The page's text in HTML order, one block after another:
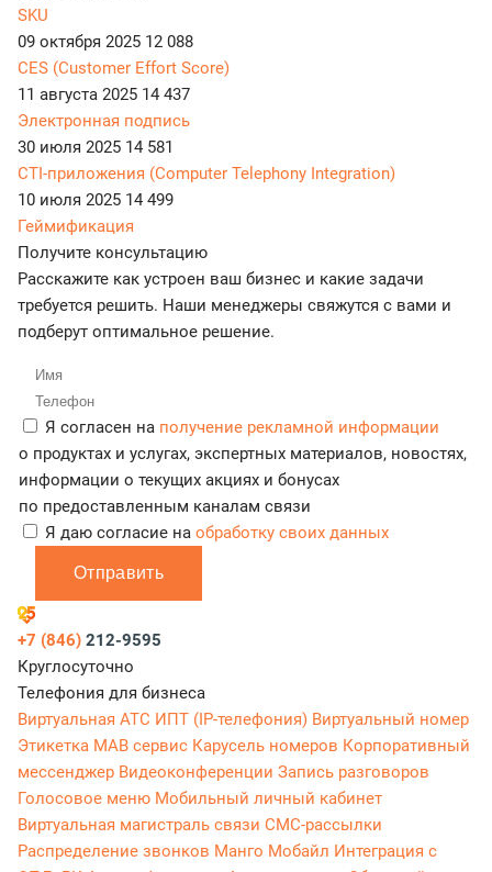
SKU
09 октября 2025 12 088
CES (Customer Effort Score)
11 августа 2025 14 437
Электронная подпись
30 июля 2025 14 581
CTI-приложения (Computer Telephony Integration)
10 июля 2025 14 499
Геймификация
Получите консультацию
Расскажите как устроен ваш бизнес и какие задачи
требуется решить. Наши менеджеры свяжутся с вами и
подберут оптимальное решение.
Я согласен на получение рекламной информации
о продуктах и услугах, экспертных материалов, новостях,
информации о текущих акциях и бонусах
по предоставленным каналам связи
Я даю согласие на обработку своих данных
Отправить
+7 (846) 212-9595
Круглосуточно
Телефония для бизнеса
Виртуальная АТС ИПТ (IP-телефония) Виртуальный номер
Этикетка МАВ сервис Карусель номеров Корпоративный
мессенджер Видеоконференции Запись разговоров
Голосовое меню Мобильный личный кабинет
Виртуальная магистраль связи СМС-рассылки
Распределение звонков Манго Мобайл Интеграция с